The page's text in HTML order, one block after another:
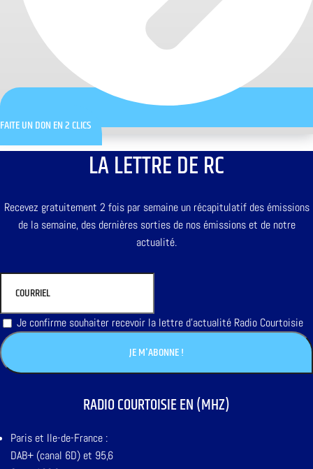
FAITE UN DON EN 2 CLICS
LA LETTRE DE RC
Recevez gratuitement 2 fois par semaine un récapitulatif des émissions
de la semaine, des dernières sorties de nos émissions et de notre
actualité.
Je confirme souhaiter recevoir la lettre d'actualité Radio Courtoisie
RADIO COURTOISIE EN (MHZ)
Paris et Ile-de-France :
DAB+ (canal 6D) et 95,6